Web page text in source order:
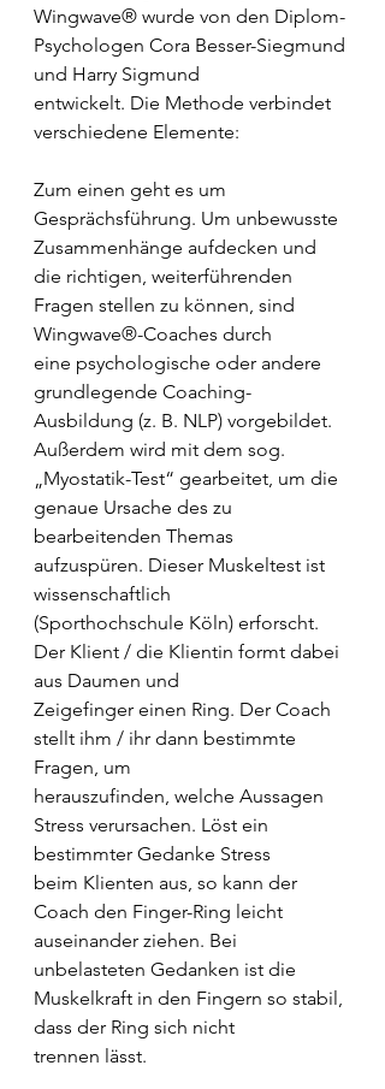
Wingwave® wurde von den Diplom-
Psychologen Cora Besser-Siegmund
und Harry Sigmund
entwickelt. Die Methode verbindet
verschiedene Elemente:
Zum einen geht es um
Gesprächsführung. Um unbewusste
Zusammenhänge aufdecken und
die richtigen, weiterführenden
Fragen stellen zu können, sind
Wingwave®-Coaches durch
eine psychologische oder andere
grundlegende Coaching-
Ausbildung (z. B. NLP) vorgebildet.
Außerdem wird mit dem sog.
„Myostatik-Test“ gearbeitet, um die
genaue Ursache des zu
bearbeitenden Themas
aufzuspüren. Dieser Muskeltest ist
wissenschaftlich
(Sporthochschule Köln) erforscht.
Der Klient / die Klientin formt dabei
aus Daumen und
Zeigefinger einen Ring. Der Coach
stellt ihm / ihr dann bestimmte
Fragen, um
herauszufinden, welche Aussagen
Stress verursachen. Löst ein
bestimmter Gedanke Stress
beim Klienten aus, so kann der
Coach den Finger-Ring leicht
auseinander ziehen. Bei
unbelasteten Gedanken ist die
Muskelkraft in den Fingern so stabil,
dass der Ring sich nicht
trennen lässt.